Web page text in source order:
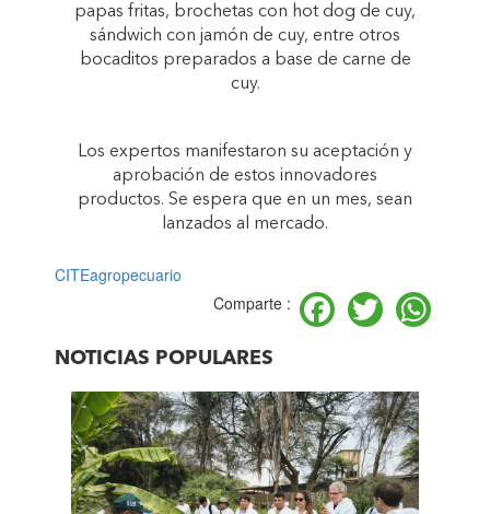
papas fritas, brochetas con hot dog de cuy,
sándwich con jamón de cuy, entre otros
bocaditos preparados a base de carne de
cuy.
Los expertos manifestaron su aceptación y
aprobación de estos innovadores
productos. Se espera que en un mes, sean
lanzados al mercado.
CITEagropecuario
Comparte :
Facebook
Twitter
NOTICIAS POPULARES